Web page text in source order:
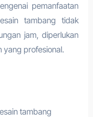
pemanfaatan
tambang tidak
jam, diperlukan
yang profesional.
tambang